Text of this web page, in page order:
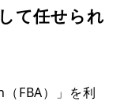
て任せられ
FBA）」を利